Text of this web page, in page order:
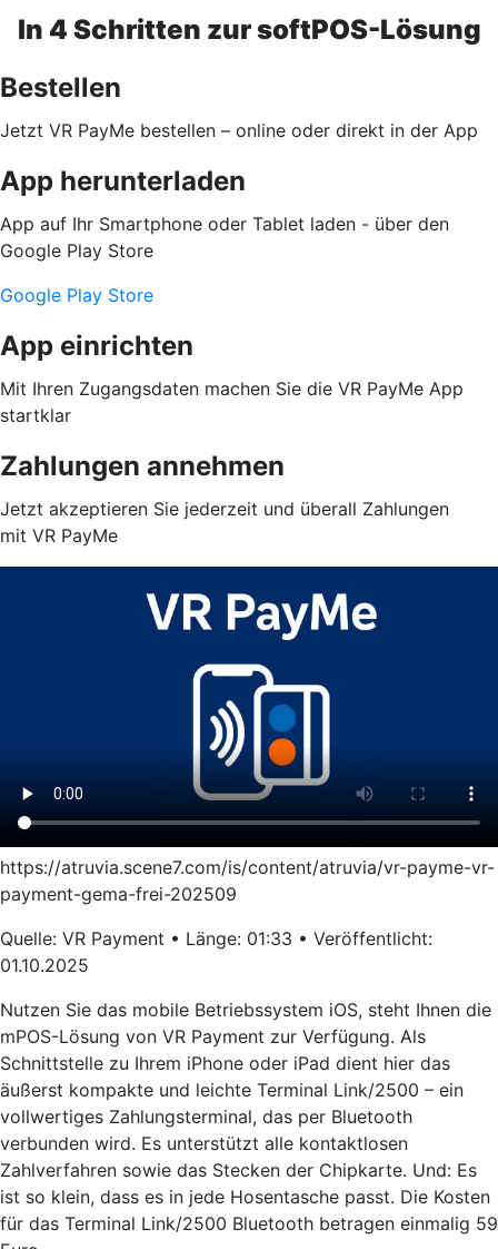
In 4 Schritten zur softPOS-Lösung
Bestellen
Jetzt VR PayMe bestellen – online oder direkt in der App
App herunterladen
App auf Ihr Smartphone oder Tablet laden - über den
Google Play Store
Google Play Store
App einrichten
Mit Ihren Zugangsdaten machen Sie die VR PayMe App
startklar
Zahlungen annehmen
Jetzt akzeptieren Sie jederzeit und überall Zahlungen
mit VR PayMe
https://atruvia.scene7.com/is/content/atruvia/vr-payme-vr-
payment-gema-frei-202509
Quelle: VR Payment • Länge: 01:33 • Veröffentlicht:
01.10.2025
Nutzen Sie das mobile Betriebssystem iOS, steht Ihnen die
mPOS-Lösung von VR Payment zur Verfügung. Als
Schnittstelle zu Ihrem iPhone oder iPad dient hier das
äußerst kompakte und leichte Terminal Link/2500 – ein
vollwertiges Zahlungsterminal, das per Bluetooth
verbunden wird. Es unterstützt alle kontaktlosen
Zahlverfahren sowie das Stecken der Chipkarte. Und: Es
ist so klein, dass es in jede Hosentasche passt. Die Kosten
für das Terminal Link/2500 Bluetooth betragen einmalig 59